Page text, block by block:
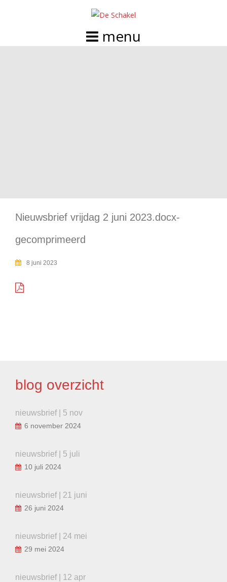
Nieuwsbrief vrijdag 2 juni 2023.docx-
gecomprimeerd
8 juni 2023
blog overzicht
nieuwsbrief | 5 nov
6 november 2024
nieuwsbrief | 5 juli
10 juli 2024
nieuwsbrief | 21 juni
26 juni 2024
nieuwsbrief | 24 mei
29 mei 2024
nieuwsbrief | 12 apr